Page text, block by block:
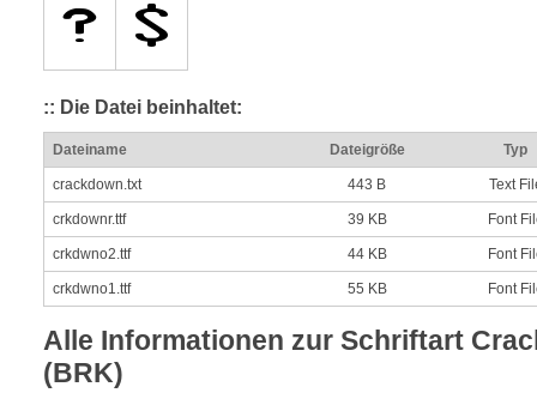
:: Die Datei beinhaltet:
Dateiname Dateigröße Typ
crackdown.txt 443 B Text
crkdownr.ttf 39 KB Font
crkdwno2.ttf 44 KB Font
crkdwno1.ttf 55 KB Font
Alle Informationen zur Schriftart
(BRK)